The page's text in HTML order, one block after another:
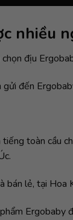
nhiều
địu
gửi đến
toàn cầu
lẻ, tại Hoa